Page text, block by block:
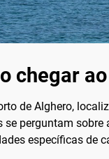
chegar
de Alghero,
se perguntam sobre
específicas de